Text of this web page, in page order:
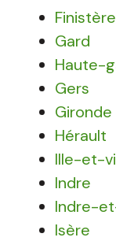
Finistère
Gard
Haute-
Gers
Gironde
Hérault
Ille-et-
Indre
Indre-
Isère